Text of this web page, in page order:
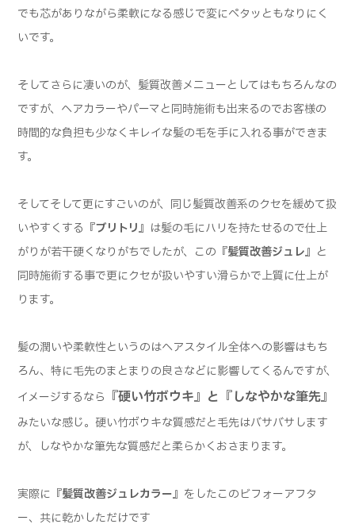
でも芯がありながら柔軟になる感じで変にペタッともなりにく
いです。
そしてさらに凄いのが、髪質改善メニューとしてはもちろんなの
ですが、ヘアカラーやパーマと同時施術も出来るのでお客様の
時間的な負担も少なくキレイな髪の毛を手に入れる事ができま
す。
そしてそして更にすごいのが、同じ髪質改善系のクセを緩めて扱
いやすくする 『ブリトリ』 は髪の毛にハリを持たせるので仕上
がりが若干硬くなりがちでしたが、この 『髪質改善ジュレ』 と
同時施術する事で更にクセが扱いやすい滑らかで上質に仕上が
ります。
髪の潤いや柔軟性というのはヘアスタイル全体への影響はもち
ろん、特に毛先のまとまりの良さなどに影響してくるんですが、
イメージするなら 『硬い竹ボウキ』と『しなやかな筆先』
みたいな感じ。硬い竹ボウキな質感だと毛先はバサバサします
が、しなやかな筆先な質感だと柔らかくおさまります。
実際に 『髪質改善ジュレカラー』 をしたこのビフォーアフタ
ー、共に乾かしただけです